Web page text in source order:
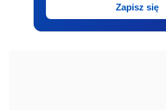
Zapisz się